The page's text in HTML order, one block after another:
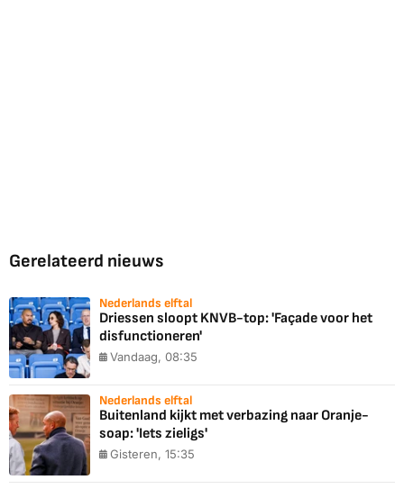
Gerelateerd nieuws
Nederlands elftal
Driessen sloopt KNVB-top: 'Façade voor het
disfunctioneren'
Vandaag, 08:35
Nederlands elftal
Buitenland kijkt met verbazing naar Oranje-
soap: 'Iets zieligs'
Gisteren, 15:35